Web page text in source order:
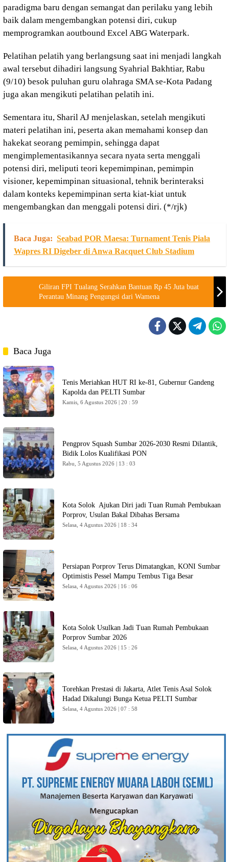
paradigma baru dengan semangat dan perilaku yang lebih
baik dalam mengembangkan potensi diri, cukup
memprogramkan aoutbound Excel ABG Waterpark.
Pelatihan pelatih yang berlangsung saat ini menjadi langkah
awal tersebut dihadiri langsung Syahrial Bakhtiar, Rabu
(9/10) besok puluhan guru olahraga SMA se-Kota Padang
juga akan mengikuti pelatihan pelatih ini.
Sementara itu, Sharil AJ menjelaskan, setelah mengikuti
materi pelatihan ini, peserta akan memahami konsep dan
hakekat seorang pemimpin, sehingga dapat
mengimplementasikannya secara nyata serta menggali
potensi diri, meliputi teori kepemimpinan, pemimpin
visioner, kepemimpinan situasional, tehnik berinteraksi
dalam konteks kepemimpinan serta kiat-kiat untuk
mengembangkan dan menggali potensi diri. (*/rjk)
Baca Juga: Seabad POR Maesa: Turnament Tenis Piala
Wapres RI Digeber di Anwa Racquet Club Stadium
Giliran FPI Tualang Serahkan Bantuan Rp 45 Juta buat
Perantau Minang Pengungsi dari Wamena
Baca Juga
Tenis Meriahkan HUT RI ke-81, Gubernur Gandeng
Kapolda dan PELTI Sumbar
Kamis, 6 Agustus 2026 | 20 : 59
Pengprov Squash Sumbar 2026-2030 Resmi Dilantik,
Bidik Lolos Kualifikasi PON
Rabu, 5 Agustus 2026 | 13 : 03
Kota Solok Ajukan Diri jadi Tuan Rumah Pembukaan
Porprov, Usulan Bakal Dibahas Bersama
Selasa, 4 Agustus 2026 | 18 : 34
Persiapan Porprov Terus Dimatangkan, KONI Sumbar
Optimistis Pessel Mampu Tembus Tiga Besar
Selasa, 4 Agustus 2026 | 16 : 06
Kota Solok Usulkan Jadi Tuan Rumah Pembukaan
Porprov Sumbar 2026
Selasa, 4 Agustus 2026 | 15 : 26
Torehkan Prestasi di Jakarta, Atlet Tenis Asal Solok
Hadad Dikalungi Bunga Ketua PELTI Sumbar
Selasa, 4 Agustus 2026 | 07 : 58